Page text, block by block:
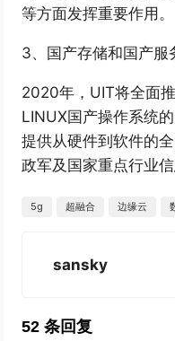
等方面发挥重要作用。
3、国产存储和国产服
2020年，UIT将全面
LINUX国产操作系统
提供从硬件到软件的
政军及国家重点行业
5g 超融合 边缘云
sansky
52 条回复